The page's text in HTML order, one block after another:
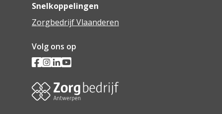
Snelkoppelingen
Zorgbedrijf Vlaanderen
Volg ons op